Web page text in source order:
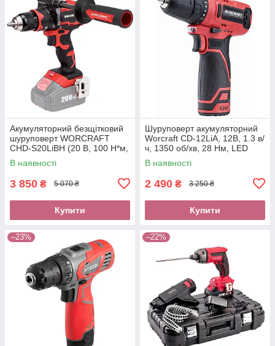
Акумуляторний безщітковий
шуруповерт WORCRAFT
CHD‑S20LiBH (20 В, 100 Н*м,
без АКБ та ЗУ)
В наявності
3 850 ₴ 5 070 ₴
Купити
Шуруповерт акумуляторний
Worcraft CD-12LiA, 12В, 1.3 в/
ч, 1350 об/хв, 28 Нм, LED
підсвічування, 2 швидкості
В наявності
2 490 ₴ 3 250 ₴
Купити
–23% –22%